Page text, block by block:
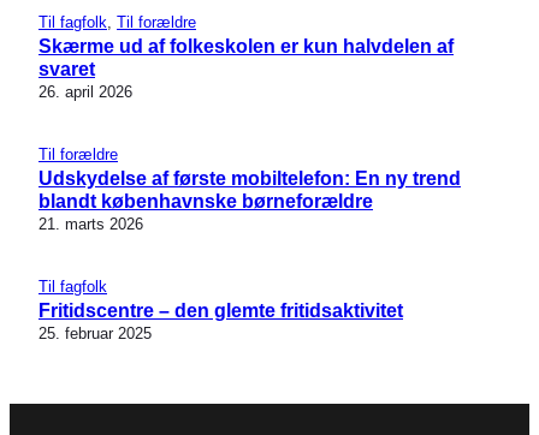
Til fagfolk Til forældre
Skærme ud af folkeskolen er kun halvdelen af
svaret
26. april 2026
Til forældre
Udskydelse af første mobiltelefon: En ny trend
blandt københavnske børneforældre
21. marts 2026
Til fagfolk
Fritidscentre – den glemte fritidsaktivitet
25. februar 2025